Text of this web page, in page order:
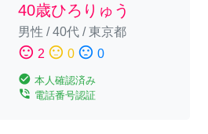
40歳ひろりゅう
男性 /40代/東京都
sentiment_satisfied 2 sentiment_neutral 0 sentiment_dissatisfied 0
check_circle 本人確認済み
phone_in_talk 電話番号認証